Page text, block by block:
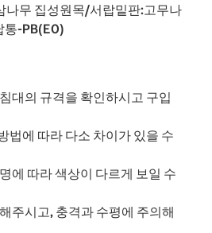
나무 집성원목/서랍밑판:고무나
통-PB(E0)
대의 규격을 확인하시고 구입
법에 따라 다소 차이가 있을 수
에 따라 색상이 다르게 보일 수
주시고, 충격과 수평에 주의해